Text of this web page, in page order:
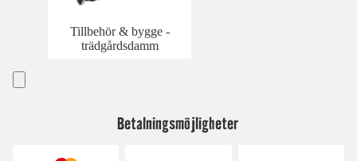
Tillbehör & bygge -
trädgårdsdamm
Betalningsmöjligheter